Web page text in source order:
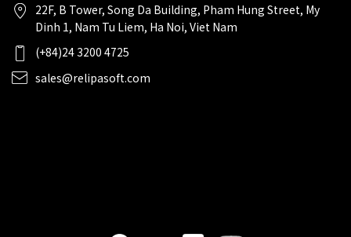
22F, B Tower, Song Da Building, Pham Hung Street, My
Dinh 1, Nam Tu Liem, Ha Noi, Viet Nam
(+84)24 3200 4725
sales@relipasoft.com